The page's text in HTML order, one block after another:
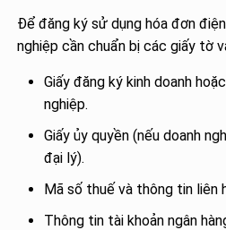
Để đăng ký sử dụng hóa đơn
nghiệp cần chuẩn bị các giấy tờ
Giấy đăng ký kinh doanh
nghiệp.
Giấy ủy quyền (nếu doanh
đại lý).
Mã số thuế và thông tin liên
Thông tin tài khoản ngân